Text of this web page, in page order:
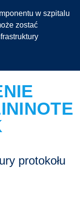
w szpitalu
zostać
protokołu